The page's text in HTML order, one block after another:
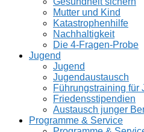
Mutter und Kind
Katastrophenhilfe
Nachhaltigkeit
Die 4-Fragen-Probe
Jugend
Jugend
Jugendaustausch
Führungstraining für
Friedensstipendien
Austausch junger
Programme & Service